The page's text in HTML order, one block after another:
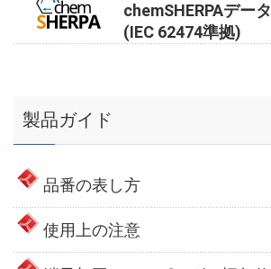
chemSHERPAデータ
(IEC 62474準拠)
製品ガイド
品番の表し方
使用上の注意